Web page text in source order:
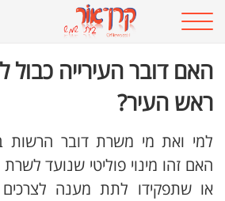
האם דובר העירייה כבול
ראש העיר?
למי ואת מי משרת דובר הרשות
האם זהו מינוי פוליטי שנועד
או שתפקידו לתת מענה לצרכים